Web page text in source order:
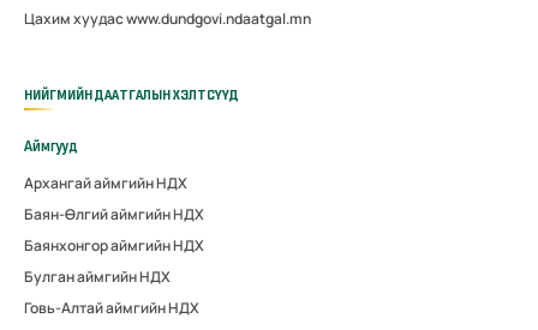
Цахим хуудас www.dundgovi.ndaatgal.mn
НИЙГМИЙН ДААТГАЛЫН ХЭЛТСҮҮД
Аймгууд
Архангай аймгийн НДХ
Баян-Өлгий аймгийн НДХ
Баянхонгор аймгийн НДХ
Булган аймгийн НДХ
Говь-Алтай аймгийн НДХ